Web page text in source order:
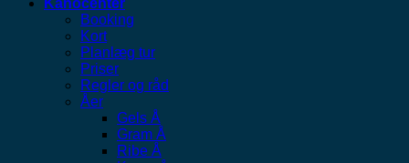
Kanocenter
Booking
Kort
Planlæg tur
Priser
Regler og råd
Åer
Gels Å
Gram Å
Ribe Å